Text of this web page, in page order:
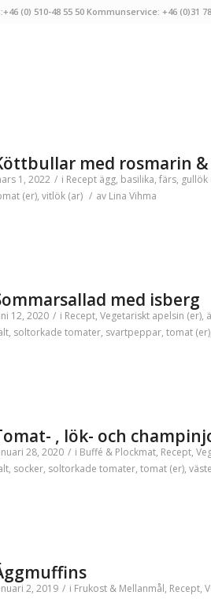
(0) 510-48 55 50 Kommunservice: +46 (0)31
med rosmarin
1, 2022 / i Recept ägg, basilika, färs, gullök
(er), vitlök (ar) / av Lina Vihma
med isberg
12, 2020 / i Recept, Vegetariskt apelsin (er),
, soltorkade tomater, svartpeppar, tomat (er),
, lök- och
28, 2020 / i Buffé & Plockmat, Recept,
, socker, soltorkade tomater, tomat (er),
2, 2019 / i Frukost & Mellanmål, Recept,